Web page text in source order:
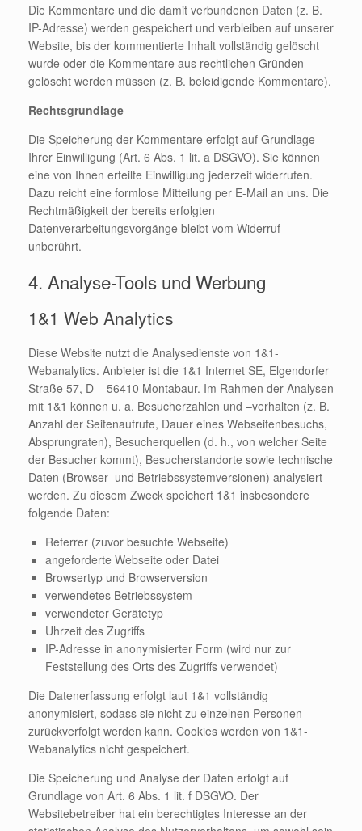
Die Kommentare und die damit verbundenen Daten (z. B.
IP-Adresse) werden gespeichert und verbleiben auf unserer
Website, bis der kommentierte Inhalt vollständig gelöscht
wurde oder die Kommentare aus rechtlichen Gründen
gelöscht werden müssen (z. B. beleidigende Kommentare).
Rechtsgrundlage
Die Speicherung der Kommentare erfolgt auf Grundlage
Ihrer Einwilligung (Art. 6 Abs. 1 lit. a DSGVO). Sie können
eine von Ihnen erteilte Einwilligung jederzeit widerrufen.
Dazu reicht eine formlose Mitteilung per E-Mail an uns. Die
Rechtmäßigkeit der bereits erfolgten
Datenverarbeitungsvorgänge bleibt vom Widerruf
unberührt.
4. Analyse-Tools und Werbung
1&1 Web Analytics
Diese Website nutzt die Analysedienste von 1&1-
Webanalytics. Anbieter ist die 1&1 Internet SE, Elgendorfer
Straße 57, D – 56410 Montabaur. Im Rahmen der Analysen
mit 1&1 können u. a. Besucherzahlen und –verhalten (z. B.
Anzahl der Seitenaufrufe, Dauer eines Webseitenbesuchs,
Absprungraten), Besucherquellen (d. h., von welcher Seite
der Besucher kommt), Besucherstandorte sowie technische
Daten (Browser- und Betriebssystemversionen) analysiert
werden. Zu diesem Zweck speichert 1&1 insbesondere
folgende Daten:
Referrer (zuvor besuchte Webseite)
angeforderte Webseite oder Datei
Browsertyp und Browserversion
verwendetes Betriebssystem
verwendeter Gerätetyp
Uhrzeit des Zugriffs
IP-Adresse in anonymisierter Form (wird nur zur
Feststellung des Orts des Zugriffs verwendet)
Die Datenerfassung erfolgt laut 1&1 vollständig
anonymisiert, sodass sie nicht zu einzelnen Personen
zurückverfolgt werden kann. Cookies werden von 1&1-
Webanalytics nicht gespeichert.
Die Speicherung und Analyse der Daten erfolgt auf
Grundlage von Art. 6 Abs. 1 lit. f DSGVO. Der
Websitebetreiber hat ein berechtigtes Interesse an der